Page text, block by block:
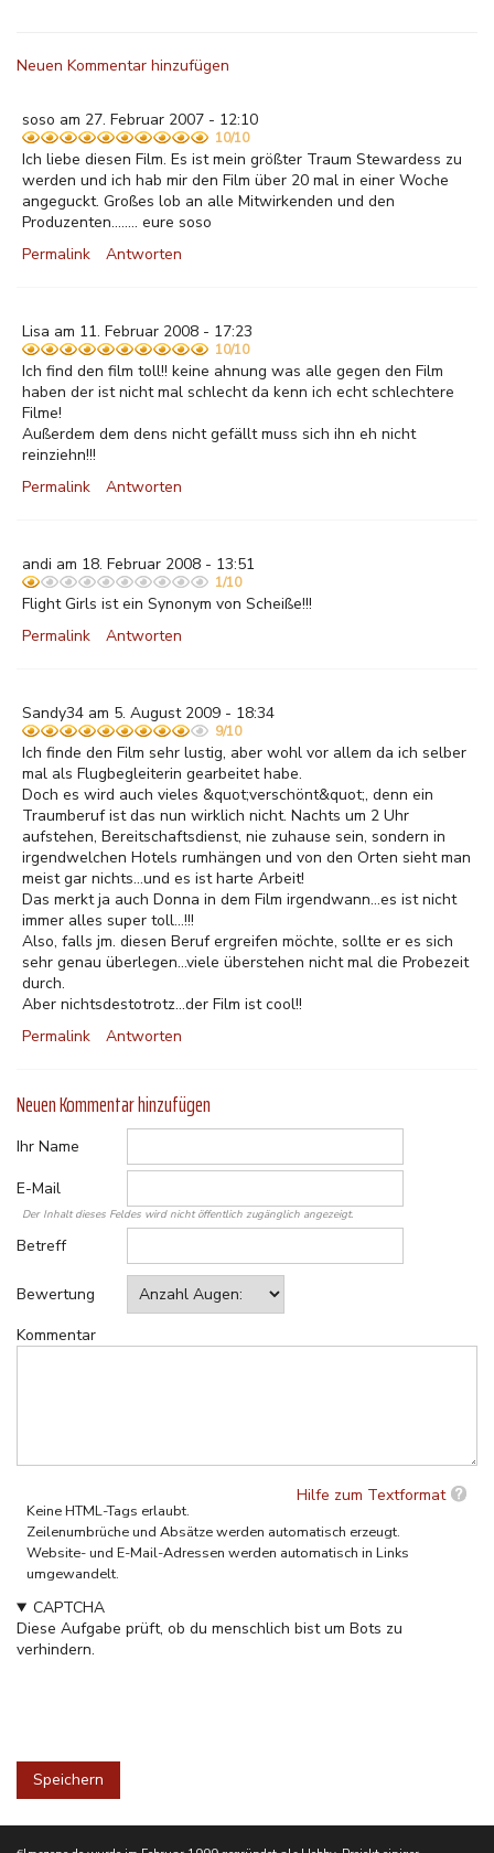
Neuen Kommentar hinzufügen
soso am 27. Februar 2007 - 12:10
10/10
Ich liebe diesen Film. Es ist mein größter Traum Stewardess zu
werden und ich hab mir den Film über 20 mal in einer Woche
angeguckt. Großes lob an alle Mitwirkenden und den
Produzenten........ eure soso
Permalink
Antworten
Lisa am 11. Februar 2008 - 17:23
10/10
Ich find den film toll!! keine ahnung was alle gegen den Film
haben der ist nicht mal schlecht da kenn ich echt schlechtere
Filme!
Außerdem dem dens nicht gefällt muss sich ihn eh nicht
reinziehn!!!
Permalink
Antworten
andi am 18. Februar 2008 - 13:51
1/10
Flight Girls ist ein Synonym von Scheiße!!!
Permalink
Antworten
Sandy34 am 5. August 2009 - 18:34
9/10
Ich finde den Film sehr lustig, aber wohl vor allem da ich selber
mal als Flugbegleiterin gearbeitet habe.
Doch es wird auch vieles &quot;verschönt&quot;, denn ein
Traumberuf ist das nun wirklich nicht. Nachts um 2 Uhr
aufstehen, Bereitschaftsdienst, nie zuhause sein, sondern in
irgendwelchen Hotels rumhängen und von den Orten sieht man
meist gar nichts...und es ist harte Arbeit!
Das merkt ja auch Donna in dem Film irgendwann...es ist nicht
immer alles super toll...!!!
Also, falls jm. diesen Beruf ergreifen möchte, sollte er es sich
sehr genau überlegen...viele überstehen nicht mal die Probezeit
durch.
Aber nichtsdestotrotz...der Film ist cool!!
Permalink
Antworten
Neuen Kommentar hinzufügen
Ihr Name
E-Mail
Der Inhalt dieses Feldes wird nicht öffentlich zugänglich angezeigt.
Betreff
Bewertung
Kommentar
Hilfe zum Textformat
Keine HTML-Tags erlaubt.
Zeilenumbrüche und Absätze werden automatisch erzeugt.
Website- und E-Mail-Adressen werden automatisch in Links
umgewandelt.
CAPTCHA
Diese Aufgabe prüft, ob du menschlich bist um Bots zu
verhindern.